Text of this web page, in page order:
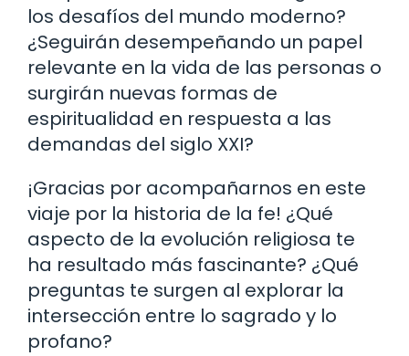
los desafíos del mundo moderno?
¿Seguirán desempeñando un papel
relevante en la vida de las personas o
surgirán nuevas formas de
espiritualidad en respuesta a las
demandas del siglo XXI?
¡Gracias por acompañarnos en este
viaje por la historia de la fe! ¿Qué
aspecto de la evolución religiosa te
ha resultado más fascinante? ¿Qué
preguntas te surgen al explorar la
intersección entre lo sagrado y lo
profano?